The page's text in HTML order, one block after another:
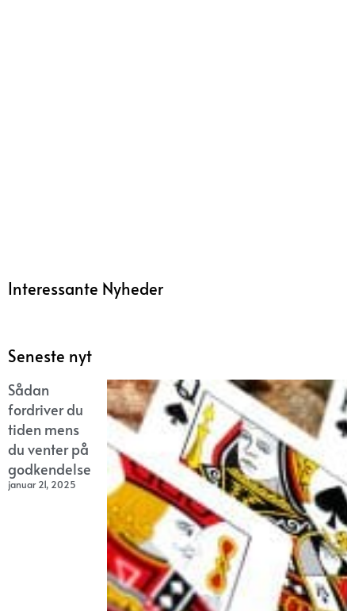
Interessante Nyheder
Seneste nyt
Sådan
fordriver du
tiden mens
du venter på
godkendelse
januar 21, 2025